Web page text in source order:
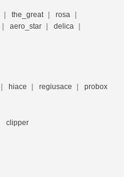
the_great
rosa
aero_star
delica
hiace regiusace
probox
clipper